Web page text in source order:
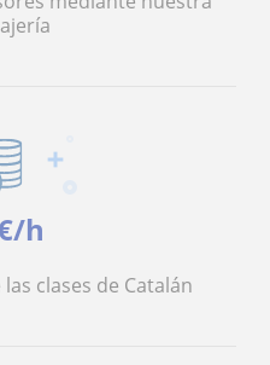
h
clases de Catalán